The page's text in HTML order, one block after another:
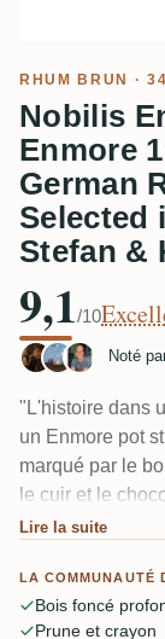
RHUM BRUN ·
Nobilis
Enmore
German
Selected
Stefan &
9,1/10
Noté
"L'histoire dans
un Enmore pot
marqué par le
le cuir et le
laissent reposer
prendre à la
des meilleurs
Lire la suite
LA COMMUNAUTÉ
Bois foncé
Prune et crayon